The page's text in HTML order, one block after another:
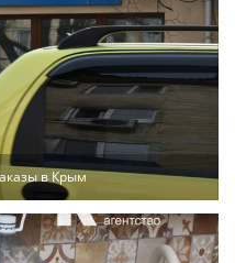
в Крым